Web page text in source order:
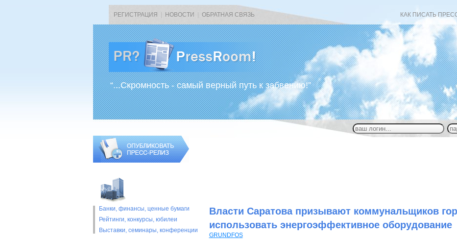
РЕГИСТРАЦИЯ НОВОСТИ ОБРАТНАЯ СВЯЗЬ КАК ПИСАТЬ
“...Скромность - самый верный путь к забвению!”
Банки, финансы, ценные бумаги
Рейтинги, конкурсы, юбилеи
Выставки, cеминары, конференции
Власти Саратова призывают коммунальщиков
использовать энергоэффективное оборудование
GRUNDFOS